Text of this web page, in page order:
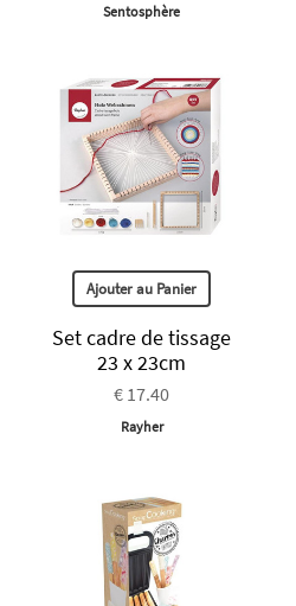
Sentosphère
Ajouter au Panier
Set cadre de tissage
23 x 23cm
€ 17.40
Rayher